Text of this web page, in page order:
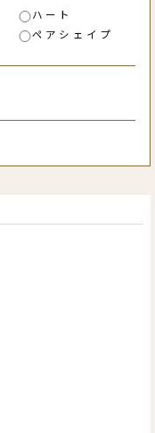
ハート
ペアシェイプ